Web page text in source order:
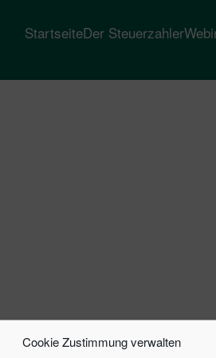
Cookie Zustimmung verwalten
StartseiteDer Steuerzahler